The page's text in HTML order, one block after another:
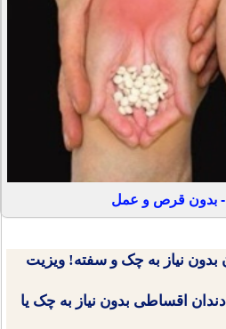
- بدون قرص و عمل
بدون نیاز به چک و سفته! ویزیت
دندان اقساطی بدون نیاز به چک یا